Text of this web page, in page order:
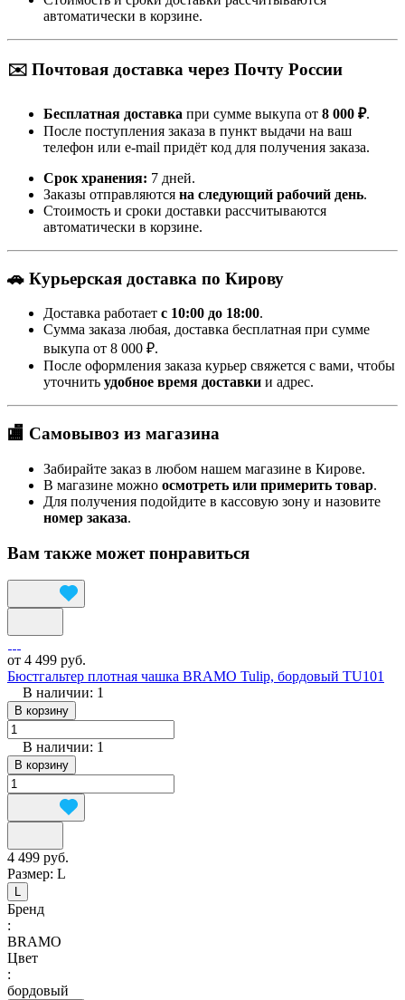
автоматически в корзине.
✉️ Почтовая доставка через Почту России
Бесплатная доставка при сумме выкупа от 8 000 ₽.
После поступления заказа в пункт выдачи на ваш
телефон или e-mail придёт код для получения заказа.
Срок хранения: 7 дней.
Заказы отправляются на следующий рабочий день.
Стоимость и сроки доставки рассчитываются
автоматически в корзине.
🚗 Курьерская доставка по Кирову
Доставка работает с 10:00 до 18:00.
Сумма заказа любая, доставка бесплатная при сумме
выкупа от 8 000 ₽.
После оформления заказа курьер свяжется с вами, чтобы
уточнить удобное время доставки и адрес.
🏬 Самовывоз из магазина
Забирайте заказ в любом нашем магазине в Кирове.
В магазине можно осмотреть или примерить товар.
Для получения подойдите в кассовую зону и назовите
номер заказа.
Вам также может понравиться
от 4 499 руб.
Бюстгальтер плотная чашка BRAMO Tulip, бордовый TU101
В наличии: 1
В корзину
В наличии: 1
В корзину
4 499 руб.
Размер: L
L
Бренд
:
BRAMO
Цвет
:
бордовый